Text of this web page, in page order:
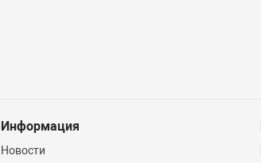
Информация
Новости